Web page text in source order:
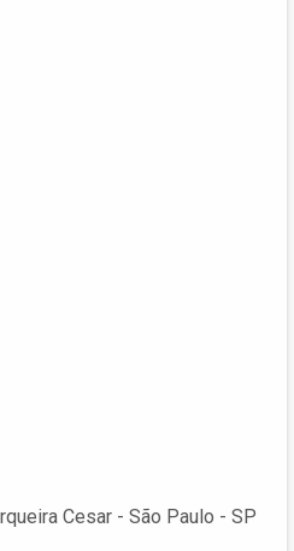
Cesar - São Paulo - SP